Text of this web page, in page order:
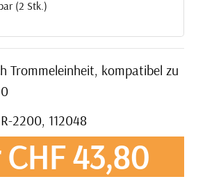
(2 Stk.)
Trommeleinheit, kompatibel zu
2200, 112048
43,80